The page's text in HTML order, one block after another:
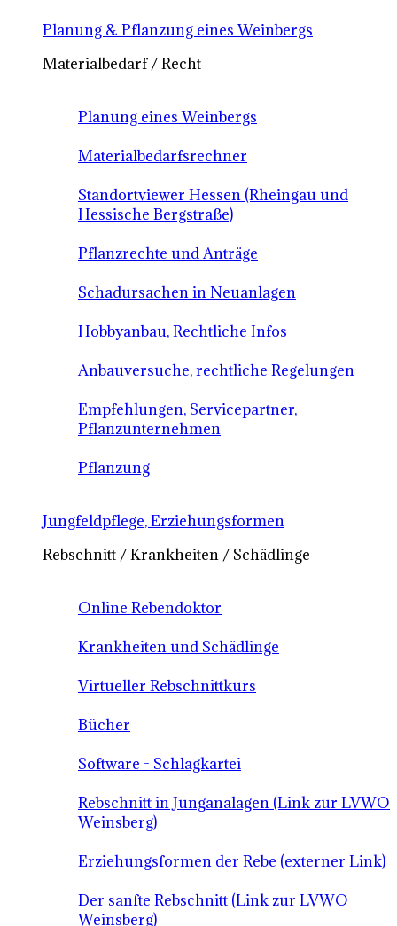
Planung & Pflanzung eines Weinbergs
Materialbedarf / Recht
Planung eines Weinbergs
Materialbedarfsrechner
Standortviewer Hessen (Rheingau und
Hessische Bergstraße)
Pflanzrechte und Anträge
Schadursachen in Neuanlagen
Hobbyanbau, Rechtliche Infos
Anbauversuche, rechtliche Regelungen
Empfehlungen, Servicepartner,
Pflanzunternehmen
Pflanzung
Jungfeldpflege, Erziehungsformen
Rebschnitt / Krankheiten / Schädlinge
Online Rebendoktor
Krankheiten und Schädlinge
Virtueller Rebschnittkurs
Bücher
Software - Schlagkartei
Rebschnitt in Junganalagen (Link zur LVWO
Weinsberg)
Erziehungsformen der Rebe (externer Link)
Der sanfte Rebschnitt (Link zur LVWO
Weinsberg)